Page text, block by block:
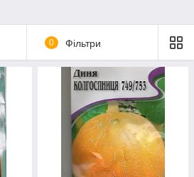
0 Фільтри